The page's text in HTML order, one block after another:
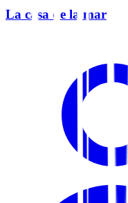
La casa de la mar